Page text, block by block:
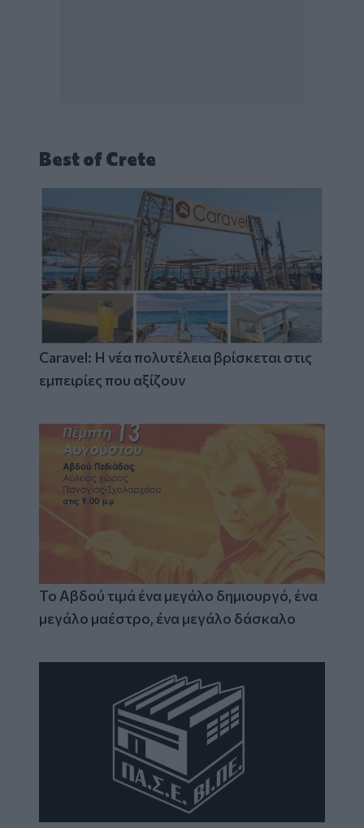
Best of Crete
Caravel: Η νέα πολυτέλεια βρίσκεται στις
εμπειρίες που αξίζουν
Το Αβδού τιμά ένα μεγάλο δημιουργό, ένα
μεγάλο μαέστρο, ένα μεγάλο δάσκαλο